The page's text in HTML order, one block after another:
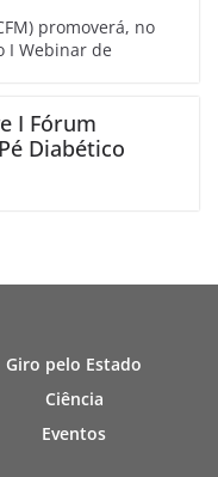
promoverá, no
I Webinar de
I Fórum
Diabético
Giro pelo Estado
Ciência
Eventos